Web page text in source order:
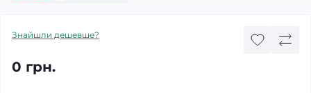
Знайшли дешевше?
0 грн.